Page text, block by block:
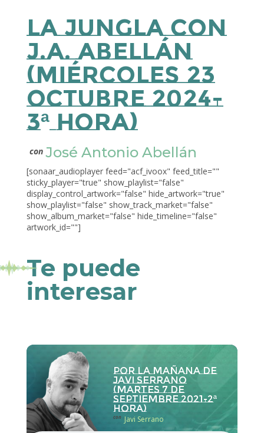
La Jungla con
J.A. Abellán
(Miércoles 23
Octubre 2024-
3ª Hora)
con José Antonio Abellán
[sonaar_audioplayer feed="acf_ivoox" feed_title=""
sticky_player="true" show_playlist="false"
display_control_artwork="false" hide_artwork="true"
show_playlist="false" show_track_market="false"
show_album_market="false" hide_timeline="false"
artwork_id=""]
Te puede
interesar
Por la Mañana de
Javi Serrano
(martes 7 de
septiembre 2021-2ª
hora)
con Javi Serrano